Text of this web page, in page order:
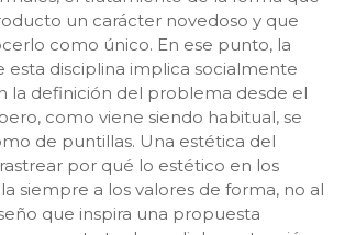
un carácter novedoso y que
como único. En ese punto, la
esta disciplina implica socialmente
la definición del problema desde el
como viene siendo habitual, se
de puntillas. Una estética del
por qué lo estético en los
siempre a los valores de forma, no al
que inspira una propuesta